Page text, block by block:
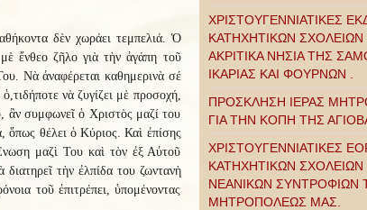
δὲν χωράει τεμπελιά. Ὁ
ἔνθεο ζῆλο γιὰ τὴν ἀγάπη τοῦ
Νὰ ἀναφέρεται καθημερινὰ σέ
νὰ ζυγίζει μὲ προσοχή,
ἂν συμφωνεῖ ὁ Χριστὸς μαζί του
ὅπως θέλει ὁ Κύριος. Καὶ ἐπίσης
μαζὶ Του καὶ τὸν ἐξ Αὐτοῦ
διατηρεῖ τὴν ἐλπίδα του ζωντανὴ
τοῦ ἐπιτρέπει, ὑπομένοντας
ΧΡΙΣΤΟΥΓΕΝΝΙΑΤΙΚΕΣ
ΚΑΤΗΧΗΤΙΚΩΝ ΣΧΟΛΕΙΩΝ
ΑΚΡΙΤΙΚΑ ΝΗΣΙΑ ΤΗΣ
ΙΚΑΡΙΑΣ ΚΑΙ ΦΟΥΡΝΩΝ .
ΠΡΟΣΚΛΗΣΗ ΙΕΡΑΣ
ΓΙΑ ΤΗΝ ΚΟΠΗ ΤΗΣ
ΧΡΙΣΤΟΥΓΕΝΝΙΑΤΙΚΕΣ
ΚΑΤΗΧΗΤΙΚΩΝ ΣΧΟΛΕΙΩΝ
ΝΕΑΝΙΚΩΝ ΣΥΝΤΡΟΦΙΩΝ
ΜΗΤΡΟΠΟΛΕΩΣ ΜΑΣ.